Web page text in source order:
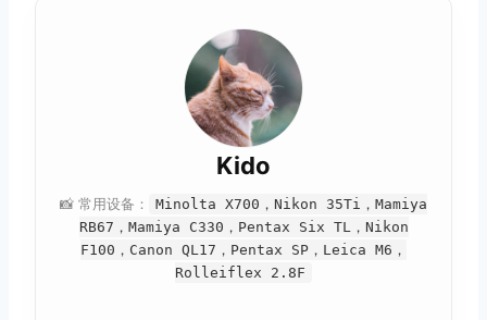
Kido
📸 常用设备：
Minolta X700，Nikon 35Ti，Mamiya
RB67，Mamiya C330，Pentax Six TL，Nikon
F100，Canon QL17，Pentax SP，Leica M6，
Rolleiflex 2.8F